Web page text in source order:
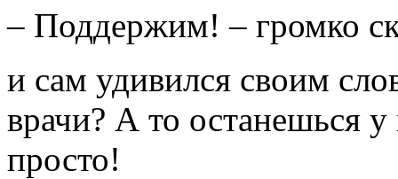
– Поддержим! – громко
и сам удивился своим
врачи? А то останешься
просто!